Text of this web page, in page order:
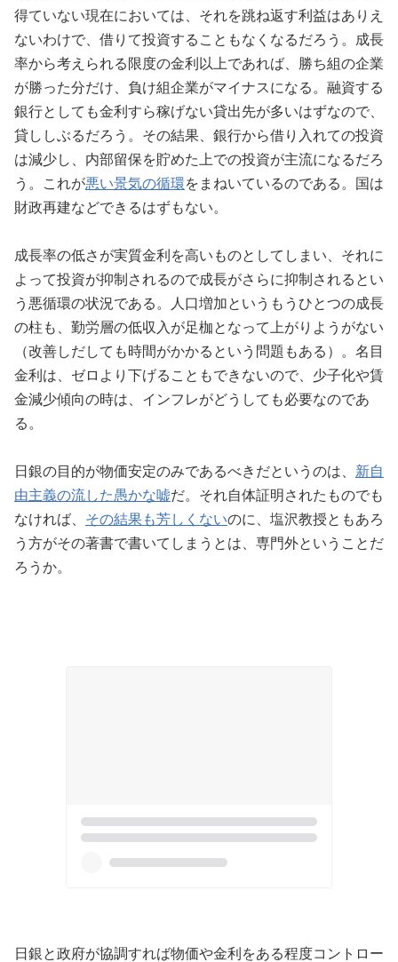
得ていない現在においては、それを跳ね返す利益はありえ
ないわけで、借りて投資することもなくなるだろう。成長
率から考えられる限度の金利以上であれば、勝ち組の企業
が勝った分だけ、負け組企業がマイナスになる。融資する
銀行としても金利すら稼げない貸出先が多いはずなので、
貸ししぶるだろう。その結果、銀行から借り入れての投資
は減少し、内部留保を貯めた上での投資が主流になるだろ
う。これが悪い景気の循環をまねいているのである。国は
財政再建などできるはずもない。
成長率の低さが実質金利を高いものとしてしまい、それに
よって投資が抑制されるので成長がさらに抑制されるとい
う悪循環の状況である。人口増加というもうひとつの成長
の柱も、勤労層の低収入が足枷となって上がりようがない
（改善しだしても時間がかかるという問題もある）。名目
金利は、ゼロより下げることもできないので、少子化や賃
金減少傾向の時は、インフレがどうしても必要なのであ
る。
日銀の目的が物価安定のみであるべきだというのは、 新自
由主義の流した愚かな嘘だ。それ自体証明されたものでも
なければ、 その結果も芳しくないのに、塩沢教授ともあろ
う方がその著書で書いてしまうとは、専門外ということだ
ろうか。
日銀と政府が協調すれば物価や金利をある程度コントロー